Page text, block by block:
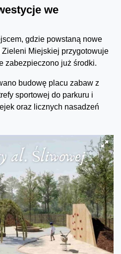
we
gdzie powstaną nowe
Miejskiej przygotowuje
zabezpieczono już środki.
budowę placu zabaw z
sportowej do parkuru i
oraz licznych nasadzeń